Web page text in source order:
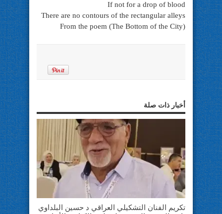
If not for a drop of blood
There are no contours of the rectangular alleys
From the poem (The Bottom of the City)
أخبار ذات صلة
تكريم الفنان التشكيلي العراقي د حسين البلداوي